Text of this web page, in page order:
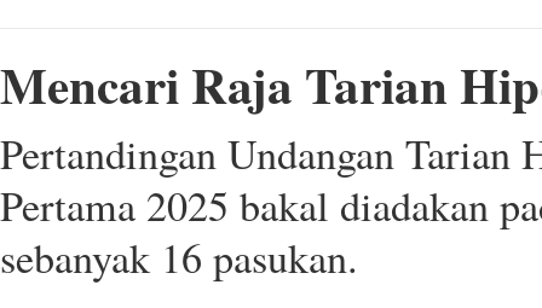
Mencari Raja Tarian
Pertandingan Undangan
Pertama 2025 bakal diadakan
sebanyak 16 pasukan.